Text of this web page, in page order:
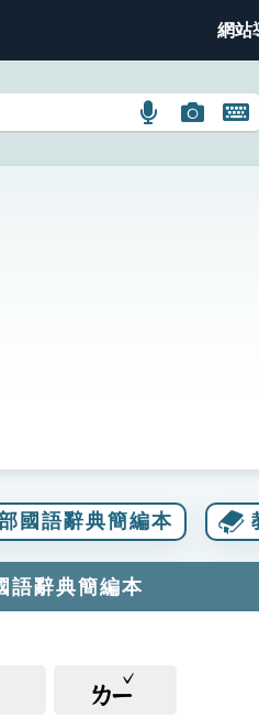
網站
語
搜
圖
搜
開
鍵
國語辭典簡編本
語辭典簡編本
ㄌㄧ